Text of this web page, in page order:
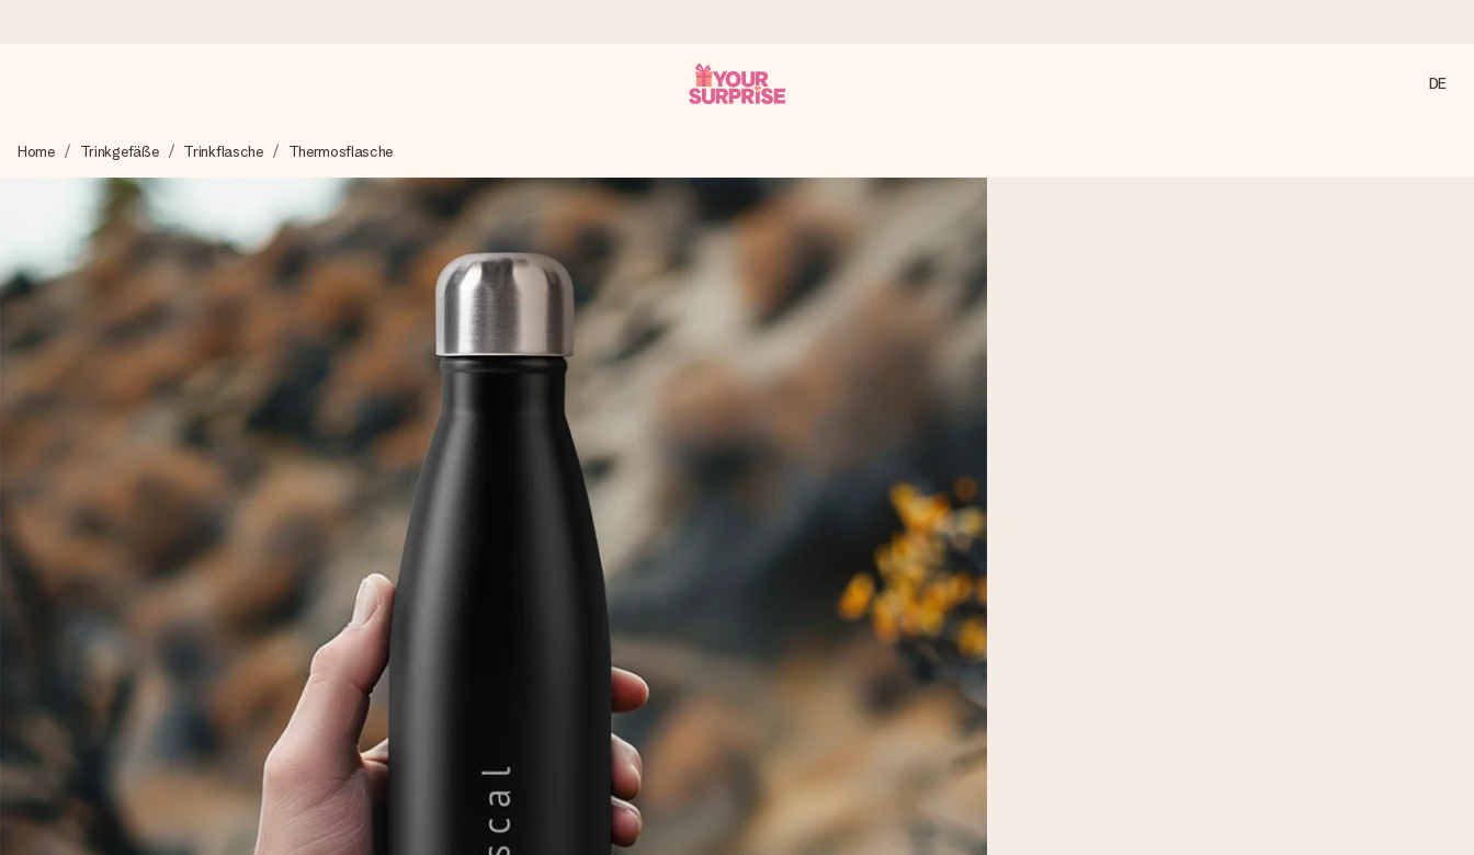
Wir bereiten dein Geschenk sorgfältig vor und schicken es blitzschnell – damit du es genau zum richtigen Zeitpunkt überreichen kannst, wenn es am meisten zählt.
4,8 (basierend auf +15.000 Bewertungen)
Unsere Geschenke begeistern. Kunden bewerten uns mit 4,8 bei Google Reviews (Gesamtergebnis aller Länder, in die wir versenden).
Mit Liebe gemacht, im Handumdrehen
Erstelle etwas Einzigartiges in wenigen Schritten – mit ihrem Namen, deinem Foto oder einer Nachricht von Herzen. Kein Stress, nur pure Liebe für den perfekten Moment.
DE
Home Trinkgefäße Trinkflasche Thermosflasche